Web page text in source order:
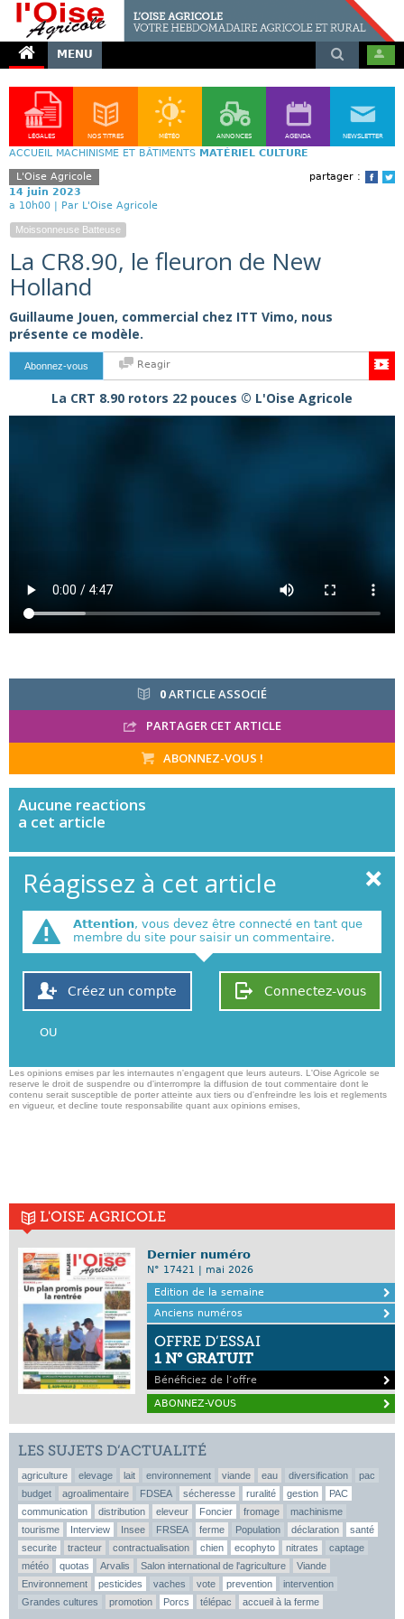
MENU
LÉGALES NOS TITRES MÉTÉO ANNONCES AGENDA NEWSLETTER
ACCUEIL MACHINISME ET BÂTIMENTS MATÉRIEL CULTURE
partager :
L'Oise Agricole
14 juin 2023
a 10h00 | Par L'Oise Agricole
Moissonneuse Batteuse
La CR8.90, le fleuron de New
Holland
Guillaume Jouen, commercial chez ITT Vimo, nous
présente ce modèle.
Abonnez-vous Reagir
La CRT 8.90 rotors 22 pouces © L'Oise Agricole
0ARTICLE ASSOCIÉ
PARTAGER CET ARTICLE
ABONNEZ-VOUS !
Aucune reactions
a cet article
Réagissez à cet article
Attention, vous devez être connecté en tant que
membre du site pour saisir un commentaire.
Connectez-vous
Créez un compte
OU
Les opinions emises par les internautes n'engagent que leurs auteurs. L'Oise Agricole se
reserve le droit de suspendre ou d'interrompre la diffusion de tout commentaire dont le
contenu serait susceptible de porter atteinte aux tiers ou d'enfreindre les lois et reglements
en vigueur, et decline toute responsabilite quant aux opinions emises,
L'OISE AGRICOLE
Dernier numéro
N° 17421 | mai 2026
Edition de la semaine
Anciens numéros
OFFRE D’ESSAI
1 N° GRATUIT
Bénéficiez de l’offre
ABONNEZ-VOUS
LES SUJETS D’ACTUALITÉ
agriculture elevage lait environnement viande eau diversification
pac
budget
agroalimentaire FDSEA sécheresse ruralité gestion
PAC
communication
distribution eleveur Foncier fromage
machinisme
tourisme
Interview Insee FRSEA ferme Population déclaration
santé
securite
tracteur contractualisation chien ecophyto nitrates
captage
météo
quotas Arvalis Salon international de l'agriculture
Viande
Environnement
pesticides vaches vote prevention
intervention
Grandes cultures
promotion Porcs télépac accueil à la ferme